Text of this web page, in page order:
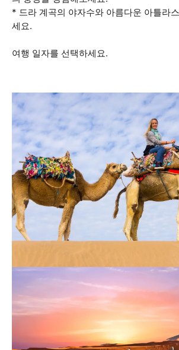
* 드라 계곡의 야자수와 아름다운 아틀라
세요.
여행 일자를 선택하세요.